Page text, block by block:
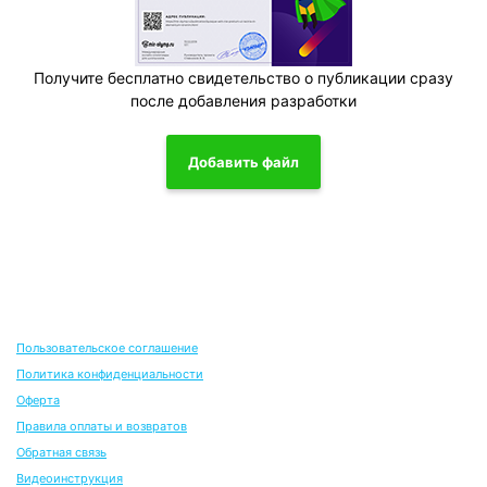
Получите бесплатно свидетельство о публикации сразу
после добавления разработки
Добавить файл
Пользовательское соглашение
Политика конфиденциальности
Оферта
Правила оплаты и возвратов
Обратная связь
Видеоинструкция